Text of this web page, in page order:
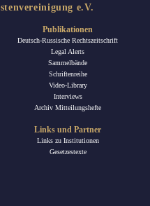
e.V.
Publikationen
Deutsch-Russische Rechtszeitschrift
Legal Alerts
Sammelbände
Schriftenreihe
Video-Library
Interviews
Archiv Mitteilungshefte
Links und Partner
Links zu Institutionen
Gesetzestexte